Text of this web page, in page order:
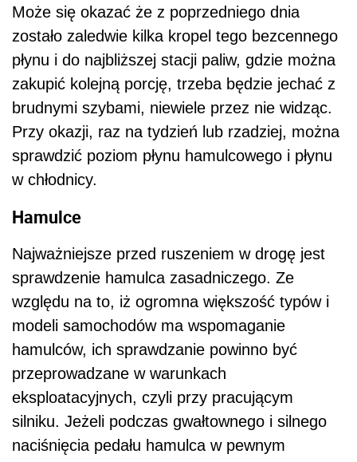
Może się okazać że z poprzedniego dnia
zostało zaledwie kilka kropel tego bezcennego
płynu i do najbliższej stacji paliw, gdzie można
zakupić kolejną porcję, trzeba będzie jechać z
brudnymi szybami, niewiele przez nie widząc.
Przy okazji, raz na tydzień lub rzadziej, można
sprawdzić poziom płynu hamulcowego i płynu
w chłodnicy.
Hamulce
Najważniejsze przed ruszeniem w drogę jest
sprawdzenie hamulca zasadniczego. Ze
względu na to, iż ogromna większość typów i
modeli samochodów ma wspomaganie
hamulców, ich sprawdzanie powinno być
przeprowadzane w warunkach
eksploatacyjnych, czyli przy pracującym
silniku. Jeżeli podczas gwałtownego i silnego
naciśnięcia pedału hamulca w pewnym